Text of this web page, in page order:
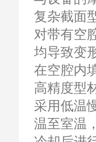
复杂截面
对带有空
均导致变
在空腔内
高精度型
采用低温
温至室温